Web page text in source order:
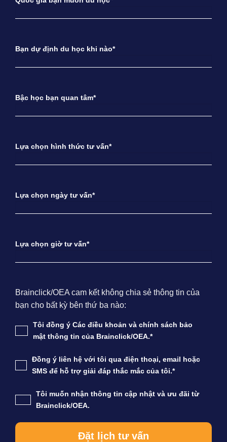
Bạn dự định du học khi nào*
Bậc học bạn quan tâm*
Lựa chọn hình thức tư vấn*
Lựa chọn ngày tư vấn*
Lựa chọn giờ tư vấn*
Brainclick/OEA cam kết không chia sẻ thông tin của
bạn cho bất kỳ bên thứ ba nào:
Tôi đồng ý Các điều khoản và chính sách bảo
mật thông tin của Brainclick/OEA.*
Đồng ý liên hệ với tôi qua điện thoại, email hoặc
SMS để hỗ trợ giải đáp thắc mắc của tôi.*
Tôi muốn nhận thông tin cập nhật và ưu đãi từ
Brainclick/OEA.